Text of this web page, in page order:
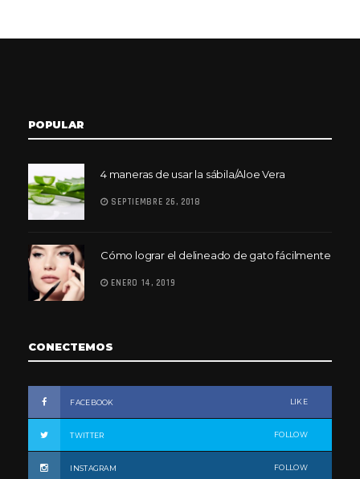
POPULAR
4 maneras de usar la sábila/Aloe Vera
SEPTIEMBRE 26, 2018
Cómo lograr el delineado de gato fácilmente
ENERO 14, 2019
CONECTEMOS
FACEBOOK LIKE
TWITTER FOLLOW
INSTAGRAM FOLLOW